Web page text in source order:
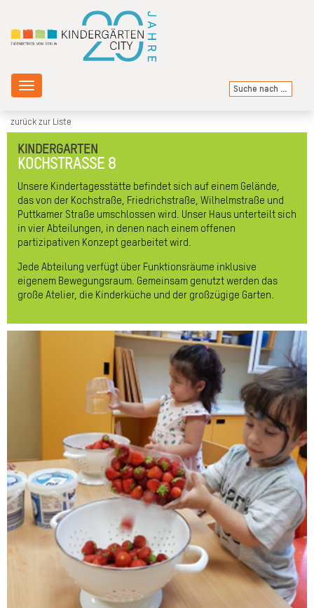
Toggle
navigation
zurück zur Liste
KINDERGARTEN
KOCHSTRASSE 8
Unsere Kindertagesstätte befindet sich auf einem Gelände,
das von der Kochstraße, Friedrichstraße, Wilhelmstraße und
Puttkamer Straße umschlossen wird. Unser Haus unterteilt sich
in vier Abteilungen, in denen nach einem offenen
partizipativen Konzept gearbeitet wird.
Jede Abteilung verfügt über Funktionsräume inklusive
eigenem Bewegungsraum. Gemeinsam genutzt werden das
große Atelier, die Kinderküche und der großzügige Garten.